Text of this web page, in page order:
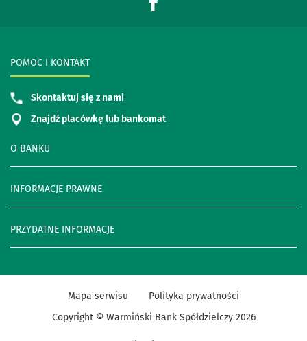
O BANKU
INFORMACJE PRAWNE
PRZYDATNE INFORMACJE
POMOC I KONTAKT
Skontaktuj się z nami
Znajdź placówkę lub bankomat
Mapa serwisu
Polityka prywatności
Copyright © Warmiński Bank Spółdzielczy 2026